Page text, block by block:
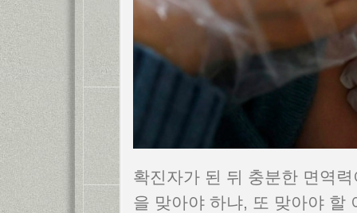
확진자가 된 뒤 충분한 면역
을 맞아야 하냐, 또 맞아야 할